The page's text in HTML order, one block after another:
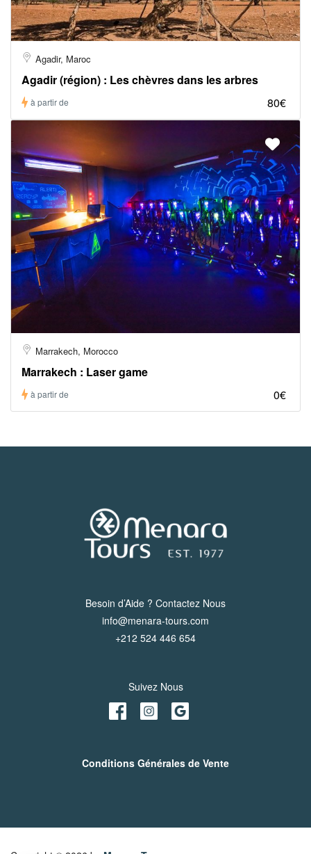
Agadir, Maroc
Agadir (région) : Les chèvres dans les arbres
à partir de 80€
Marrakech, Morocco
Marrakech : Laser game
à partir de 0€
Besoin d’Aide ? Contactez Nous
info@menara-tours.com
+212 524 446 654
Suivez Nous
Conditions Générales de Vente